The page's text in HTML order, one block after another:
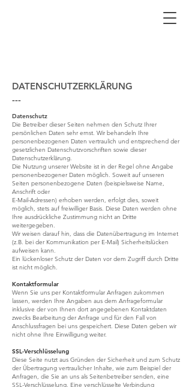
DATENSCHUTZERKLÄRUNG
---
Datenschutz
Die Betreiber dieser Seiten nehmen den Schutz Ihrer
persönlichen Daten sehr ernst. Wir behandeln Ihre
personenbezogenen Daten vertraulich und entsprechend der
gesetzlichen Datenschutzvorschriften sowie dieser
Datenschutzerklärung.
Die Nutzung unserer Website ist in der Regel ohne Angabe
personenbezogener Daten möglich. Soweit auf unseren
Seiten personenbezogene Daten (beispielsweise Name,
Anschrift oder
E-Mail-Adressen) erhoben werden, erfolgt dies, soweit
möglich, stets auf freiwilliger Basis. Diese Daten werden ohne
Ihre ausdrückliche Zustimmung nicht an Dritte
weitergegeben.
Wir weisen darauf hin, dass die Datenübertragung im Internet
(z.B. bei der Kommunikation per E-Mail) Sicherheitslücken
aufweisen kann.
Ein lückenloser Schutz der Daten vor dem Zugriff durch Dritte
ist nicht möglich.
Kontaktformular
Wenn Sie uns per Kontaktformular Anfragen zukommen
lassen, werden Ihre Angaben aus dem Anfrageformular
inklusive der von Ihnen dort angegebenen Kontaktdaten
zwecks Bearbeitung der Anfrage und für den Fall von
Anschlussfragen bei uns gespeichert. Diese Daten geben wir
nicht ohne Ihre Einwilligung weiter.
SSL-Verschlüsselung
Diese Seite nutzt aus Gründen der Sicherheit und zum Schutz
der Übertragung vertraulicher Inhalte, wie zum Beispiel der
Anfragen, die Sie an uns als Seitenbetreiber senden, eine
SSL-Verschlüsselung. Eine verschlüsselte Verbindung